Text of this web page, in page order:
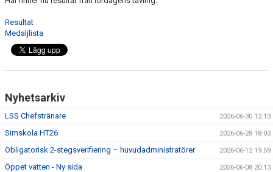
Resultat
Medaljlista
Nyhetsarkiv
LSS Chefstränare 2026-06-30 12:13
Simskola HT26 2026-06-28 18:03
Obligatorisk 2-stegsverifiering – huvudadministratörer 2026-06-12 19:59
Öppet vatten - Ny sida 2026-06-08 20:13